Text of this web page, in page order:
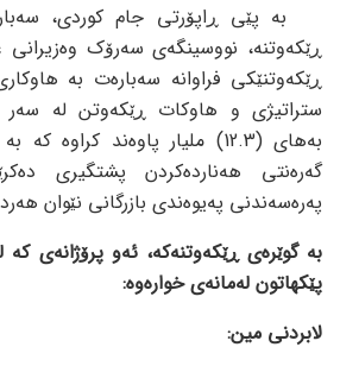
بە پێی ڕاپۆرتی جام کوردی،
ڕێکەوتنە، نووسینگەی سەرۆک وەزیرانی
ڕێکەوتنێکی فراوانە سەبارەت بە
ستراتیژی و هاوکات ڕێکەوتن لە سەر
بەهای (12.3) ملیار پاوەند
گەرەنتی هەناردەکردن پشتگیری
پەرەسەندنی پەیوەندی بازرگانی نێوان
به ‌گوێره‌ی ڕێكه‌وتنه‌كه‌، ئه‌و پرۆژانه‌ی كه‌
پێكهاتون له‌مانه‌ی خواره‌وه‌:
لابردنی مین: